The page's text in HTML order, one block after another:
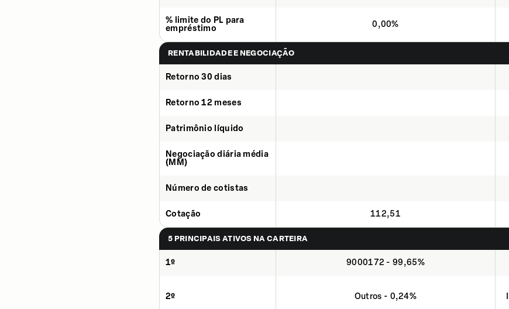
% limite do PL para
empréstimo
0,00%
RENTABILIDADE E NEGOCIAÇÃO
Retorno 30 dias
Retorno 12 meses
Patrimônio líquido
Negociação diária média
(MM)
Número de cotistas
Cotação 112,51
5 PRINCIPAIS ATIVOS NA CARTEIRA
1º 9000172 - 99,65%
2º Outros - 0,24%